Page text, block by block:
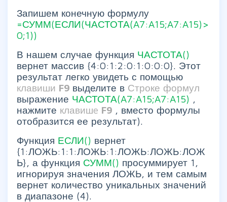
Запишем конечную формулу
=СУММ(ЕСЛИ(ЧАСТОТА(A7:A15;A7:A15)>
0;1))
В нашем случае функция ЧАСТОТА()
вернет массив {4:0:1:2:0:1:0:0:0}. Этот
результат легко увидеть с помощью
клавиши F9 выделите в Строке формул
выражение ЧАСТОТА(A7:A15;A7:A15)
нажмите клавишe F9
, вместо формулы
отобразится ее результат).
Функция ЕСЛИ() вернет
{1:ЛОЖЬ:1:1:ЛОЖЬ:1:ЛОЖЬ:ЛОЖЬ:ЛОЖ
Ь}, а функция СУММ() просуммирует 1,
игнорируя значения ЛОЖЬ, и тем самым
вернет количество уникальных значений
в диапазоне (4).